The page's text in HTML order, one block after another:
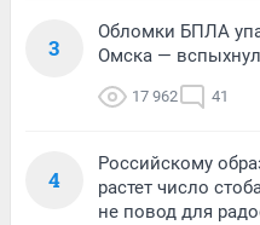
3
Обломки БПЛА
Омска —
17 962 41
4
Российскому
растет число
не повод для